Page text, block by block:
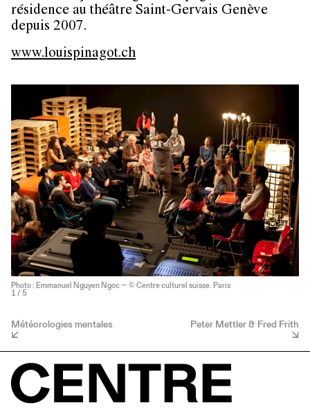
résidence au théâtre Saint-Gervais Genève
depuis 2007.
www.louispinagot.ch
Photo : Emmanuel Nguyen Ngoc — © Centre culturel suisse. Paris
1 / 5
Météorologies mentales Peter Mettler & Fred Frith